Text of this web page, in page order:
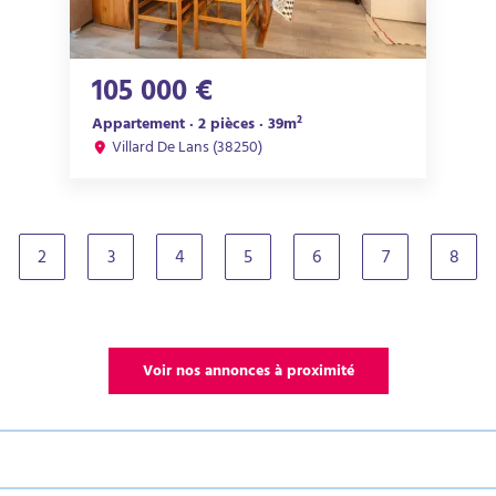
105 000 €
Appartement · 2 pièces · 39m²
Villard De Lans (38250)
2 3 4 5 6 7 8
Voir nos annonces à proximité